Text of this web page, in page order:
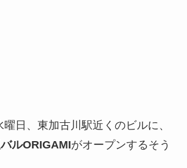
日、東加古川駅近くのビルに、
ルORIGAMIがオープンするそう